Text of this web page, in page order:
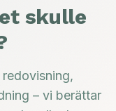
skulle
– vi berättar